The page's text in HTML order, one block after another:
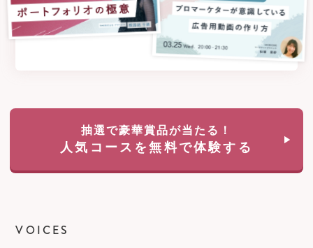
抽選で豪華賞品が当たる！
人気コースを無料で体験する
VOICES